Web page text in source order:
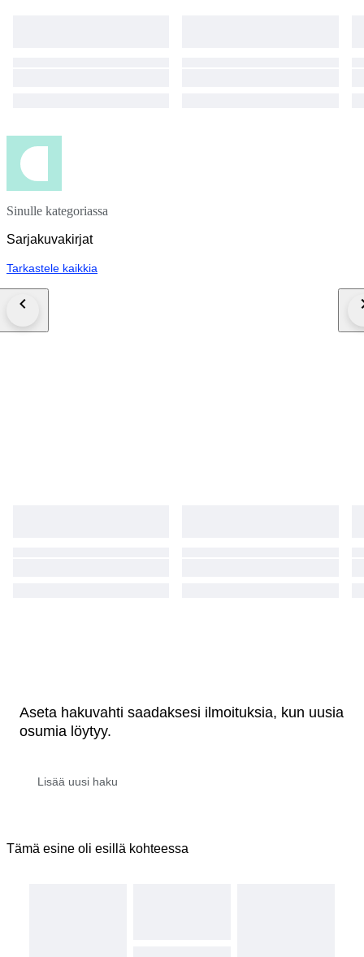
Sinulle kategoriassa
Sarjakuvakirjat
Tarkastele kaikkia
Aseta hakuvahti saadaksesi ilmoituksia, kun uusia
osumia löytyy.
Tämä esine oli esillä kohteessa